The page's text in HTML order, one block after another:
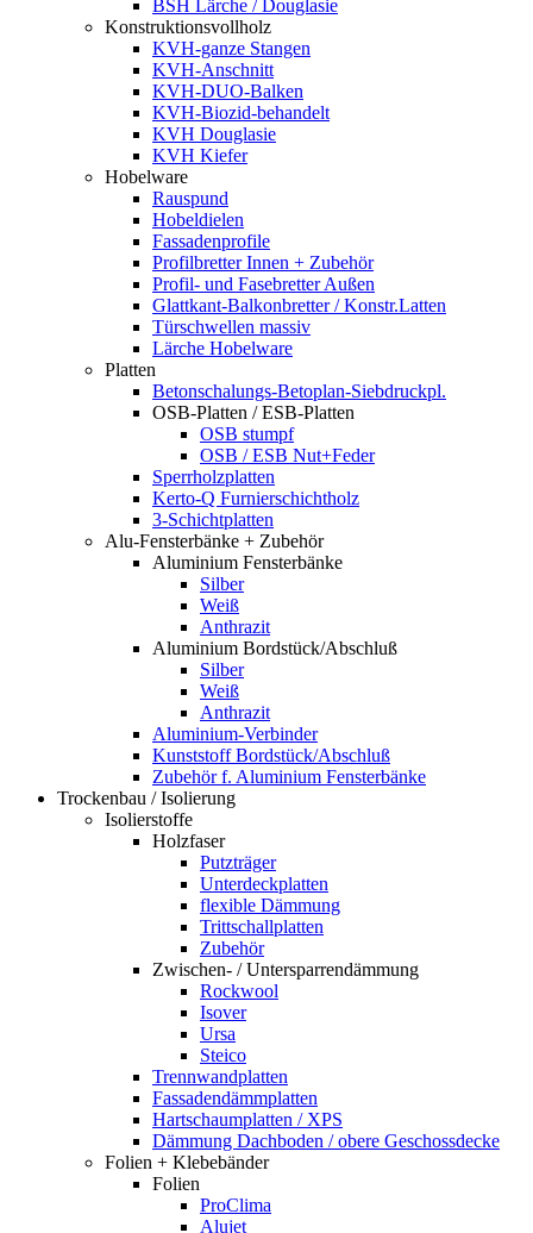
BSH Lärche / Douglasie
Konstruktionsvollholz
KVH-ganze Stangen
KVH-Anschnitt
KVH-DUO-Balken
KVH-Biozid-behandelt
KVH Douglasie
KVH Kiefer
Hobelware
Rauspund
Hobeldielen
Fassadenprofile
Profilbretter Innen + Zubehör
Profil- und Fasebretter Außen
Glattkant-Balkonbretter / Konstr.Latten
Türschwellen massiv
Lärche Hobelware
Platten
Betonschalungs-Betoplan-Siebdruckpl.
OSB-Platten / ESB-Platten
OSB stumpf
OSB / ESB Nut+Feder
Sperrholzplatten
Kerto-Q Furnierschichtholz
3-Schichtplatten
Alu-Fensterbänke + Zubehör
Aluminium Fensterbänke
Silber
Weiß
Anthrazit
Aluminium Bordstück/Abschluß
Silber
Weiß
Anthrazit
Aluminium-Verbinder
Kunststoff Bordstück/Abschluß
Zubehör f. Aluminium Fensterbänke
Trockenbau / Isolierung
Isolierstoffe
Holzfaser
Putzträger
Unterdeckplatten
flexible Dämmung
Trittschallplatten
Zubehör
Zwischen- / Untersparrendämmung
Rockwool
Isover
Ursa
Steico
Trennwandplatten
Fassadendämmplatten
Hartschaumplatten / XPS
Dämmung Dachboden / obere Geschossdecke
Folien + Klebebänder
Folien
ProClima
Alujet